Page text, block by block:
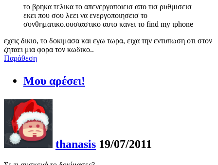
το βρηκα τελικα το απενεργοποιεισ απο τισ ρυθμισεισ
εκει που σου λεει να ενεργοποιησεισ το
συνθηματικο.ουσιαστικο αυτο κανει το find my ιphone
εχεις δικιο, το δοκιμασα και εγω τωρα, ειχα την εντυπωση οτι στον
ζηταει μια φορα τον κωδικο..
Παράθεση
Μου αρέσει!
thanasis 19/07/2011